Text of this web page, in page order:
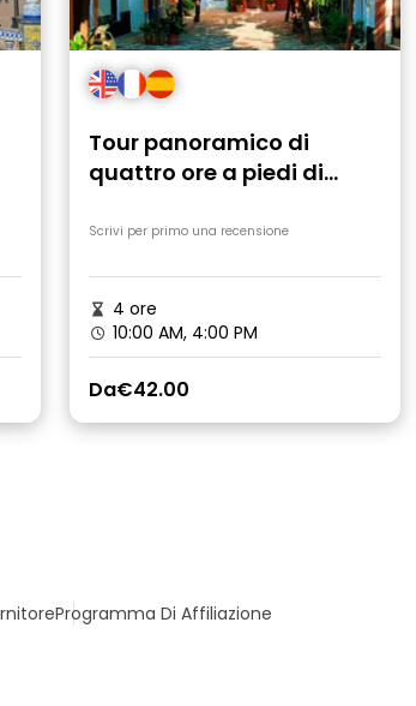
Tour panoramico di
quattro ore a piedi di
Scrivi per primo una recensione
4 ore
10:00 AM, 4:00 PM
Da€42.00
Programma Di Affiliazione